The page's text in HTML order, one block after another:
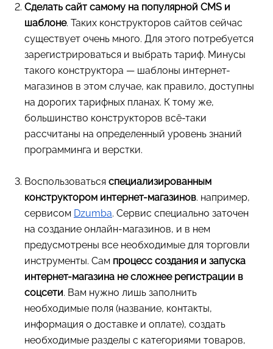
Сделать сайт самому на популярной CMS и
шаблоне. Таких конструкторов сайтов сейчас
существует очень много. Для этого потребуется
зарегистрироваться и выбрать тариф. Минусы
такого конструктора — шаблоны интернет-
магазинов в этом случае, как правило, доступны
на дорогих тарифных планах. К тому же,
большинство конструкторов всё-таки
рассчитаны на определенный уровень знаний
программинга и верстки.
Воспользоваться специализированным
конструктором интернет-магазинов. например,
сервисом Dzumba. Сервис специально заточен
на создание онлайн-магазинов, и в нем
предусмотрены все необходимые для торговли
инструменты. Сам процесс создания и запуска
интернет-магазина не сложнее регистрации в
соцсети. Вам нужно лишь заполнить
необходимые поля (название, контакты,
информация о доставке и оплате), создать
необходимые разделы с категориями товаров,